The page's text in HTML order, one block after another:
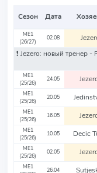
Сезон Дата
ME1
(26/27)
02.08
❗️ Jezero: новый тренер
ME1
(25/26)
24.05
ME1
(25/26)
20.05
ME1
(25/26)
16.05
ME1
(25/26)
10.05 Decic
ME1
(25/26)
02.05
ME1
26.04